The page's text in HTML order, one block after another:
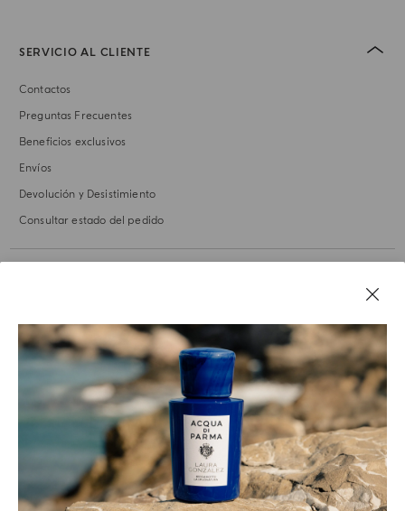
SERVICIO AL CLIENTE
Contactos
Preguntas Frecuentes
Beneficios exclusivos
Envíos
Devolución y Desistimiento
Consultar estado del pedido